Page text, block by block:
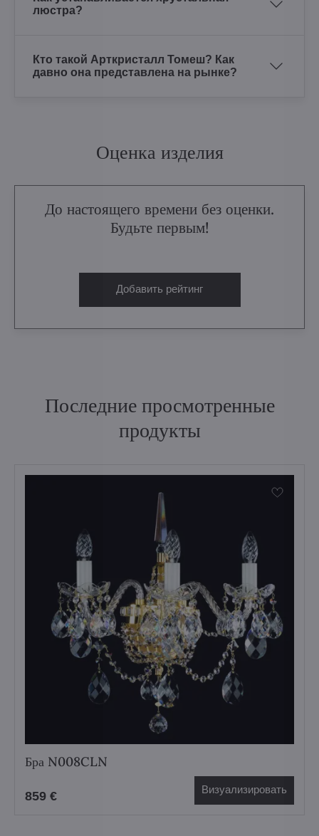
люстра?
Кто такой Арткристалл Томеш? Как
давно она представлена на рынке?
Оценка изделия
До настоящего времени без оценки.
Будьте первым!
Добавить рейтинг
Последние просмотренные
продукты
Бра N008CLN
859 € Визуализировать